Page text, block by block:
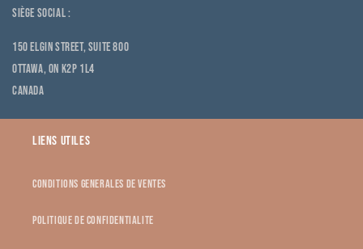
Siège social :
150 Elgin Street, Suite 800
Ottawa, ON K2P 1L4
Canada
Liens utiles
CONDITIONS GENERALES DE VENTES
POLITIQUE DE CONFIDENTIALITE